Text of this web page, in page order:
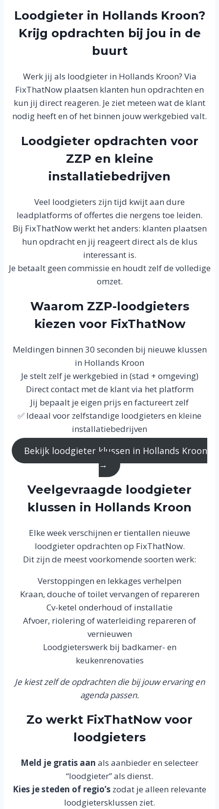
Loodgieter in Hollands Kroon?
Krijg opdrachten bij jou in de
buurt
Werk jij als loodgieter in Hollands Kroon? Via
FixThatNow plaatsen klanten hun opdrachten en
kun jij direct reageren. Je ziet meteen wat de klant
nodig heeft en of het binnen jouw werkgebied valt.
Loodgieter opdrachten voor
ZZP en kleine
installatiebedrijven
Veel loodgieters zijn tijd kwijt aan dure
leadplatforms of offertes die nergens toe leiden.
Bij FixThatNow werkt het anders: klanten plaatsen
hun opdracht en jij reageert direct als de klus
interessant is.
Je betaalt geen commissie en houdt zelf de volledige
omzet.
Waarom ZZP-loodgieters
kiezen voor FixThatNow
Meldingen binnen 30 seconden bij nieuwe klussen
in Hollands Kroon
Je stelt zelf je werkgebied in (stad + omgeving)
Direct contact met de klant via het platform
Jij bepaalt je eigen prijs en factureert zelf
✅ Ideaal voor zelfstandige loodgieters en kleine
installatiebedrijven
Bekijk loodgieter klussen in Hollands Kroon
→
Veelgevraagde loodgieter
klussen in Hollands Kroon
Elke week verschijnen er tientallen nieuwe
loodgieter opdrachten op FixThatNow.
Dit zijn de meest voorkomende soorten werk:
Verstoppingen en lekkages verhelpen
Kraan, douche of toilet vervangen of repareren
Cv-ketel onderhoud of installatie
Afvoer, riolering of waterleiding repareren of
vernieuwen
Loodgieterswerk bij badkamer- en
keukenrenovaties
Je kiest zelf de opdrachten die bij jouw ervaring en
agenda passen.
Zo werkt FixThatNow voor
loodgieters
Meld je gratis aan als aanbieder en selecteer
“loodgieter” als dienst.
Kies je steden of regio’s zodat je alleen relevante
loodgietersklussen ziet.